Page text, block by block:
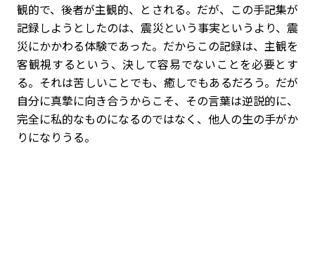
観的で、後者が主観的、とされる。だが、この手記集が
記録しようとしたのは、震災という事実というより、震
災にかかわる体験であった。だからこの記録は、主観を
客観視するという、決して容易でないことを必要とす
る。それは苦しいことでも、癒しでもあるだろう。だが
自分に真摯に向き合うからこそ、その言葉は逆説的に、
完全に私的なものになるのではなく、他人の生の手がか
りになりうる。